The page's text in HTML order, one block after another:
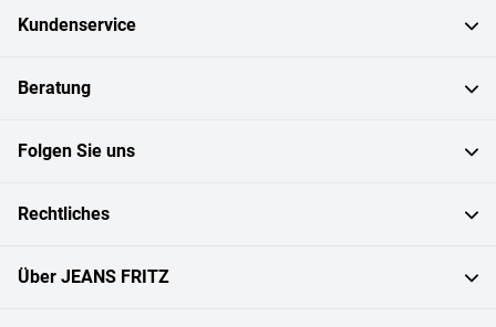
Kundenservice
Beratung
Folgen Sie uns
Rechtliches
Über JEANS FRITZ